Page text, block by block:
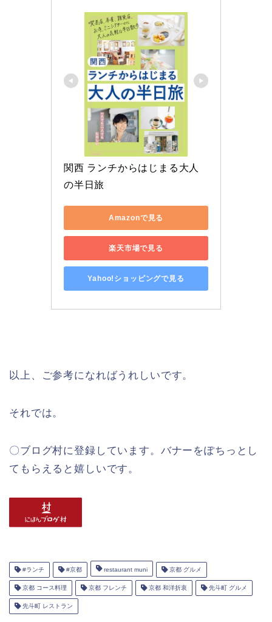
関西 ランチからはじまる大人
の半日旅
Amazonで見る
楽天市場で見る
Yahoo!ショッピングで見る
以上、ご参考になればうれしいです。
それでは。
〇ブログ村に登録しています。バナーをぽちっとし
てもらえると嬉しいです。
#ランチ #京都 restaurant muni 京都 グルメ
京都 コース料理 京都 フレンチ 京都 和洋折衷 先斗町 グルメ
先斗町 レストラン